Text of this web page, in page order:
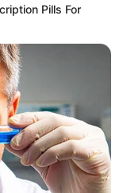
Pills For